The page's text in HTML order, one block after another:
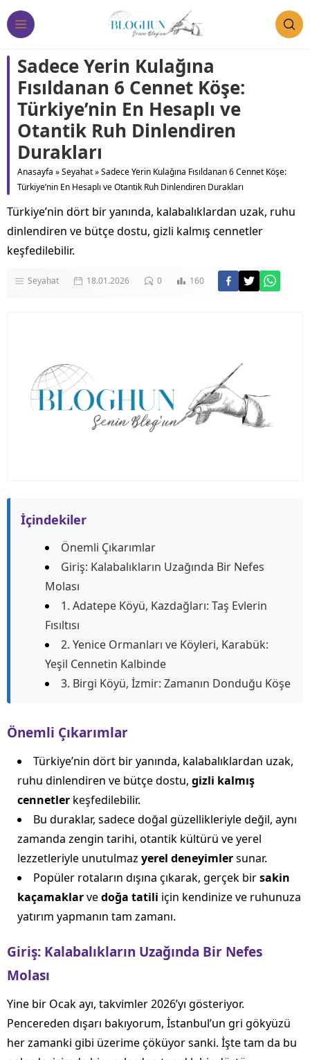
Sadece Yerin Kulağına
Fısıldanan 6 Cennet Köşe:
Türkiye’nin En Hesaplı ve
Otantik Ruh Dinlendiren
Durakları
Anasayfa »Seyahat»Sadece Yerin Kulağına Fısıldanan 6 Cennet Köşe:
Türkiye’nin En Hesaplı ve Otantik Ruh Dinlendiren Durakları
Türkiye’nin dört bir yanında, kalabalıklardan uzak, ruhu
dinlendiren ve bütçe dostu, gizli kalmış cennetler
keşfedilebilir.
Seyahat 18.01.2026 0 160
İçindekiler
Önemli Çıkarımlar
Giriş: Kalabalıkların Uzağında Bir Nefes
Molası
1. Adatepe Köyü, Kazdağları: Taş Evlerin
Fısıltısı
2. Yenice Ormanları ve Köyleri, Karabük:
Yeşil Cennetin Kalbinde
3. Birgi Köyü, İzmir: Zamanın Donduğu Köşe
Önemli Çıkarımlar
Türkiye’nin dört bir yanında, kalabalıklardan uzak,
ruhu dinlendiren ve bütçe dostu, gizli kalmış
cennetler keşfedilebilir.
Bu duraklar, sadece doğal güzellikleriyle değil, aynı
zamanda zengin tarihi, otantik kültürü ve yerel
lezzetleriyle unutulmaz yerel deneyimlersunar.
Popüler rotaların dışına çıkarak, gerçek birsakin
kaçamaklarvedoğa tatili için kendinize ve ruhunuza
yatırım yapmanın tam zamanı.
Giriş: Kalabalıkların Uzağında Bir Nefes
Molası
Yine bir Ocak ayı, takvimler 2026’yı gösteriyor.
Pencereden dışarı bakıyorum, İstanbul’un gri gökyüzü
her zamanki gibi üzerime çöküyor sanki. İşte tam da bu